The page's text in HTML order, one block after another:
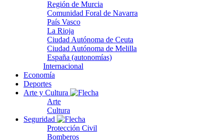
Región de Murcia
Comunidad Foral de Navarra
País Vasco
La Rioja
Ciudad Autónoma de Ceuta
Ciudad Autónoma de Melilla
España (autonomías)
Internacional
Economía
Deportes
Arte y Cultura
Arte
Cultura
Seguridad
Protección Civil
Bomberos